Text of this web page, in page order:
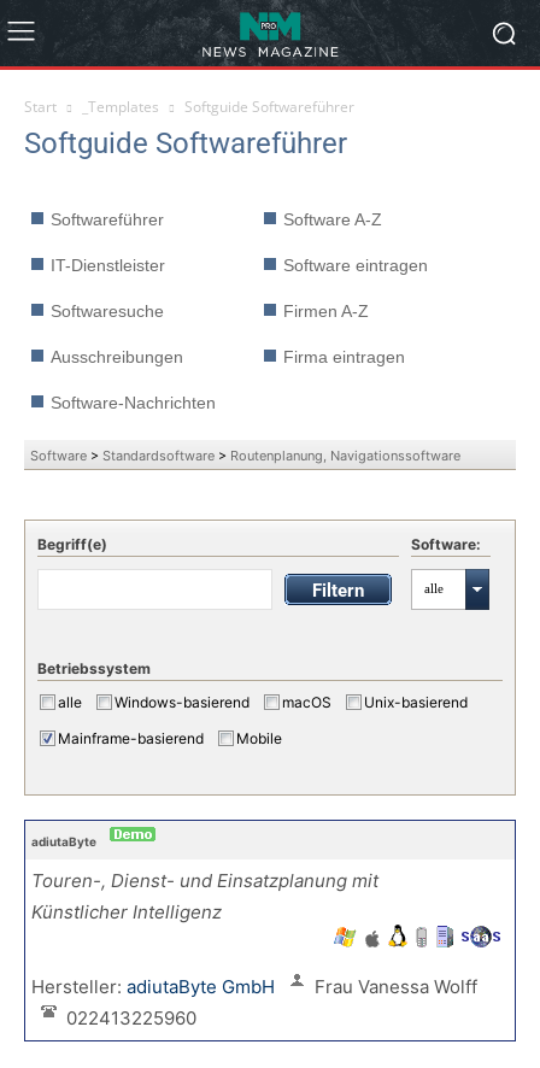
Start _Templates Softguide Softwareführer
Softguide Softwareführer
Softwareführer Software A-Z
IT-Dienstleister Software eintragen
Softwaresuche Firmen A-Z
Ausschreibungen Firma eintragen
Software-Nachrichten
Software > Standardsoftware > Routenplanung, Navigationssoftware
Begriff(e) Software:
alle
Betriebssystem
alle
Windows-basierend macOS
Unix-basierend
Mainframe-basierend
Mobile
adiutaByte
Touren-, Dienst- und Einsatzplanung mit
Künstlicher Intelligenz
Hersteller: adiutaByte GmbH
Frau Vanessa Wolff
022413225960